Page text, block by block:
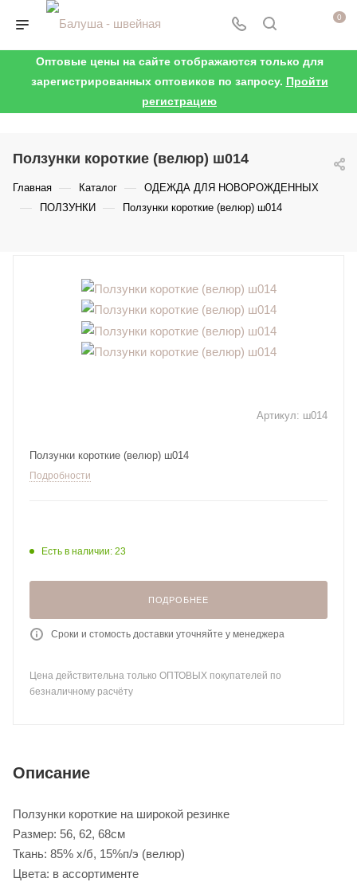
0
Оптовые цены на сайте отображаются только для
зарегистрированных оптовиков по запросу. Пройти
регистрацию
Ползунки короткие (велюр) ш014
Главная — Каталог — ОДЕЖДА ДЛЯ НОВОРОЖДЕННЫХ
— ПОЛЗУНКИ — Ползунки короткие (велюр) ш014
Артикул: ш014
Ползунки короткие (велюр) ш014
Подробности
Есть в наличии: 23
ПОДРОБНЕЕ
Сроки и стомость доставки уточняйте у менеджера
Цена действительна только ОПТОВЫХ покупателей по
безналичному расчёту
Описание
Ползунки короткие на широкой резинке
Размер: 56, 62, 68см
Ткань: 85% х/б, 15%п/э (велюр)
Цвета: в ассортименте